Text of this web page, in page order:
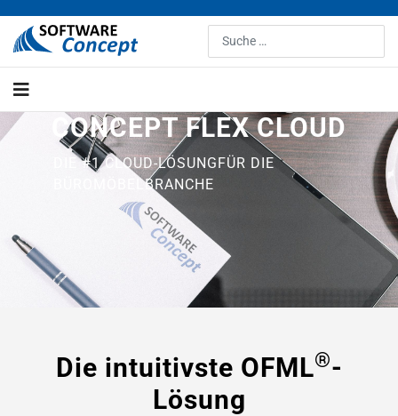
Suchen
CONCEPT FLEX CLOUD
DIE #1 CLOUD-LÖSUNGFÜR DIE
BÜROMÖBELBRANCHE
Die intuitivste OFML®-
Lösung